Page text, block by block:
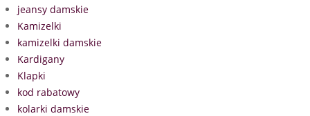
jeansy damskie
Kamizelki
kamizelki damskie
Kardigany
Klapki
kod rabatowy
kolarki damskie